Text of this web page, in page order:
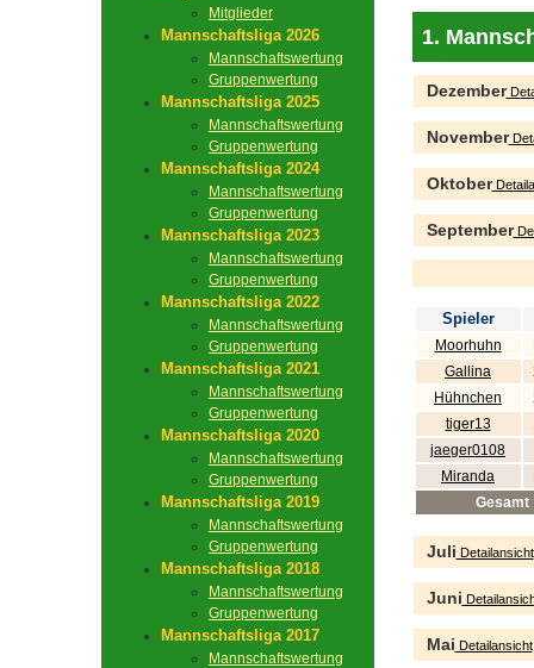
Mitglieder
Mannschaftsliga 2026
Mannschaftswertung
Gruppenwertung
Mannschaftsliga 2025
Mannschaftswertung
Gruppenwertung
Mannschaftsliga 2024
Mannschaftswertung
Gruppenwertung
Mannschaftsliga 2023
Mannschaftswertung
Gruppenwertung
Mannschaftsliga 2022
Mannschaftswertung
Gruppenwertung
Mannschaftsliga 2021
Mannschaftswertung
Gruppenwertung
Mannschaftsliga 2020
Mannschaftswertung
Gruppenwertung
Mannschaftsliga 2019
Mannschaftswertung
Gruppenwertung
Mannschaftsliga 2018
Mannschaftswertung
Gruppenwertung
Mannschaftsliga 2017
Mannschaftswertung
1.
Dezember
November
Oktober
September
Spieler
Moorhuhn
Gallina
Hühnchen
tiger13
jaeger0108
Miranda
Gesamt
Juli Detailansicht
Juni
Mai Detailansicht